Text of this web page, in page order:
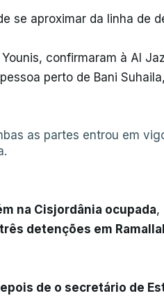
se aproximar da linha de
confirmaram à Al
perto de Bani
as partes entrou em
na Cisjordânia ocupada,
três detenções em
de o secretário de